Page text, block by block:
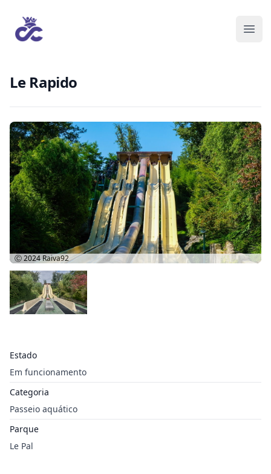
Le Rapido
Estado
Em funcionamento
Categoria
Passeio aquático
Parque
Le Pal
Ⓒ 2024Raiva92